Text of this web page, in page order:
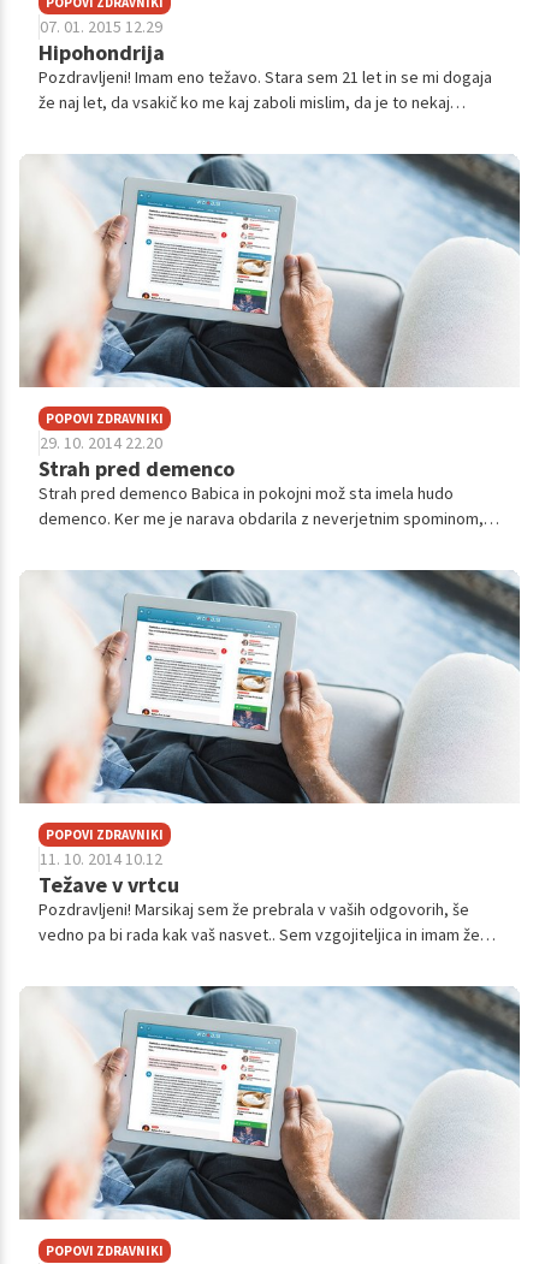
07. 01. 2015 12.29
Hipohondrija
Pozdravljeni! Imam eno težavo. Stara sem 21 let in se mi dogaja
že naj let, da vsakič ko me kaj zaboli mislim, da je to nekaj
daleč, da ne u...
POPOVI ZDRAVNIKI
29. 10. 2014 22.20
Strah pred demenco
Strah pred demenco Babica in pokojni mož sta imela hudo
demenco. Ker me je narava obdarila z neverjetnim spominom, ki
demence pri sebi. Pred ...
POPOVI ZDRAVNIKI
11. 10. 2014 10.12
Težave v vrtcu
Pozdravljeni! Marsikaj sem že prebrala v vaših odgovorih, še
vedno pa bi rada kak vaš nasvet.. Sem vzgojiteljica in imam že
različnimi m...
POPOVI ZDRAVNIKI